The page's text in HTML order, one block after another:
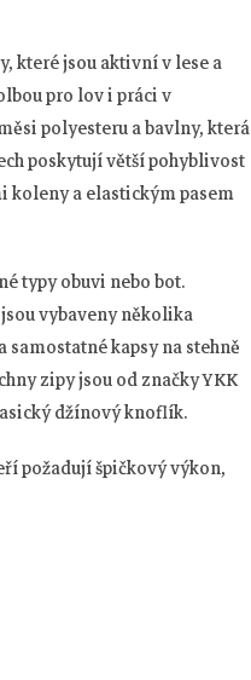
které jsou aktivní v lese a
pro lov i práci v
polyesteru a bavlny, která
poskytují větší pohyblivost
a elastickým pasem
typy obuvi nebo bot.
vybaveny několika
samostatné kapsy na stehně
zipy jsou od značky YKK
džínový knoflík.
požadují špičkový výkon,